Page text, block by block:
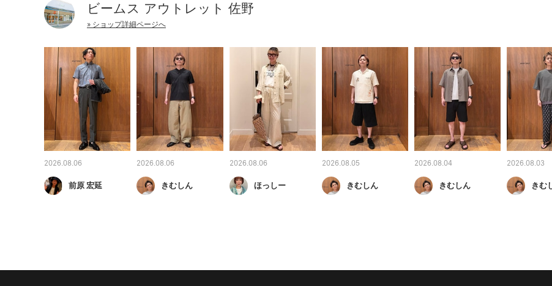
ビームス アウトレット 佐野
» ショップ詳細ページへ
2026.08.06
前原 宏延
2026.08.06
きむしん
2026.08.06
ほっしー
2026.08.05
きむしん
2026.08.04
きむしん
2026.08.03
きむ